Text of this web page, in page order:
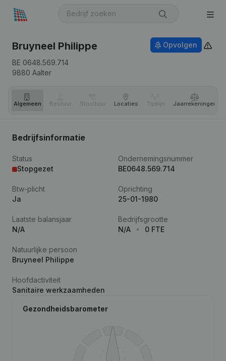
Bruyneel Philippe
BE 0648.569.714
9880 Aalter
Opvolgen
Algemeen Bestuur Structuur Locaties Tijdlijn Jaar­rekeningen
Bedrijfsinformatie
Status
Stopgezet
Ondernemingsnummer
BE0648.569.714
Btw-plicht
Ja
Oprichting
25-01-1980
Laatste balansjaar
N/A
Bedrijfsgrootte
N/A
0 FTE
Natuurlijke persoon
Bruyneel Philippe
Hoofdactiviteit
Sanitaire werkzaamheden
Gezondheidsbarometer